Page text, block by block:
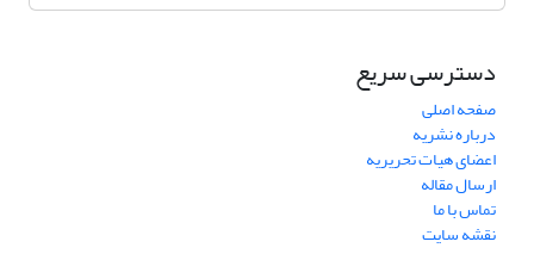
دسترسی سریع
صفحه اصلی
درباره نشریه
اعضای هیات تحریریه
ارسال مقاله
تماس با ما
نقشه سایت